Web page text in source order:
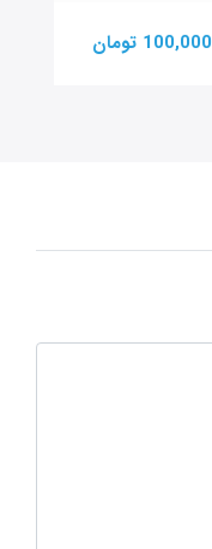
100,000 تومان